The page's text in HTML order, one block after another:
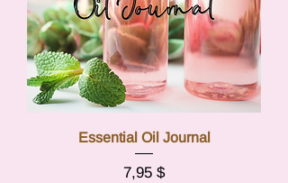
Essential Oil Journal
Τιμή
7,95 $